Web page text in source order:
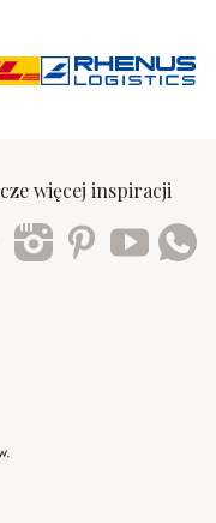
więcej inspiracji